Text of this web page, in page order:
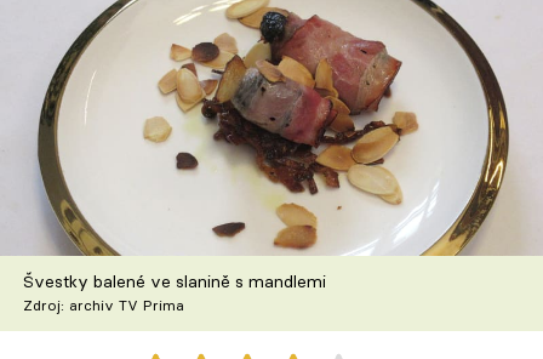
Recepty
Články
TV Program
Škola vaření
Recepty z TV
Speciál: Cuketa
Švestky balené ve slanině s mandlemi
Zdroj: archiv TV Prima